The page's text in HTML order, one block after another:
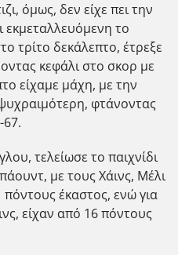
όμως, δεν είχε πει την
εκμεταλλευόμενη το
τρίτο δεκάλεπτο, έτρεξε
κεφάλι στο σκορ με
είχαμε μάχη, με την
φτάνοντας
67.
τελείωσε το παιχνίδι
με τους Χάινς, Μέλι
πόντους έκαστος, ενώ για
είχαν από 16 πόντους